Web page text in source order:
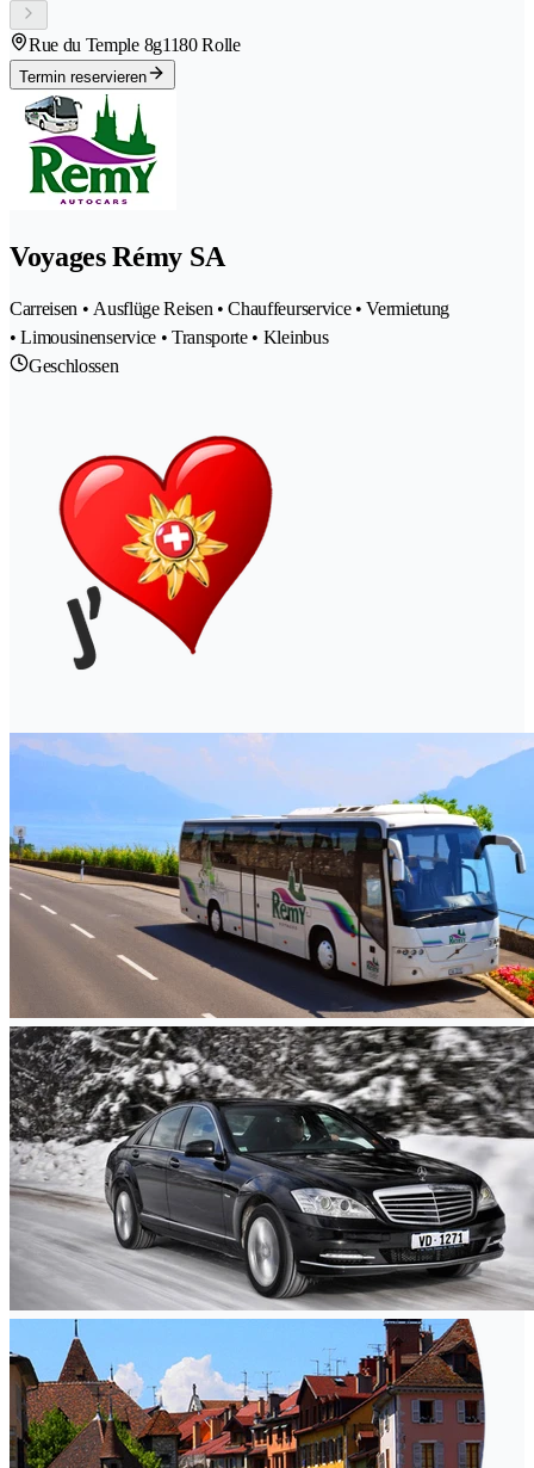
Rue du Temple 8g1180 Rolle
Termin reservieren
Voyages Rémy SA
Carreisen • Ausflüge Reisen • Chauffeurservice • Vermietung
• Limousinenservice • Transporte • Kleinbus
Geschlossen